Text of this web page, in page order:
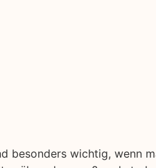
besonders wichtig, wenn